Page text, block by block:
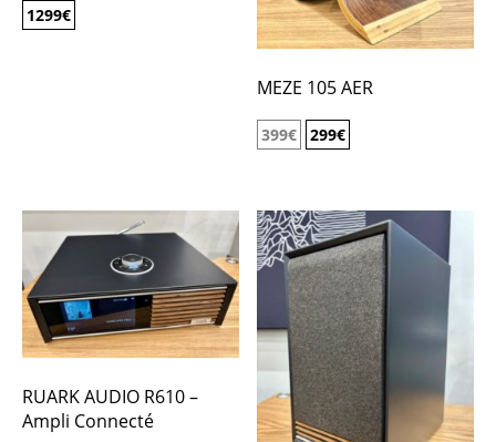
1299€
MEZE 105 AER
399€ 299€
RUARK AUDIO R610 –
Ampli Connecté